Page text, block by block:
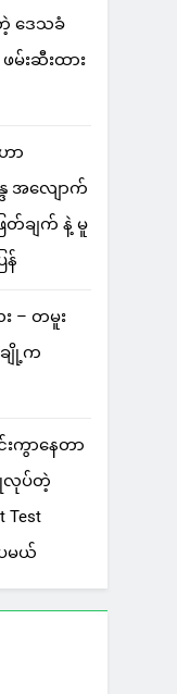
ဒေသခံ
ဖမ်းဆီးထား
ာ
အလျောက်
တ်ချက် နဲ့ မူ
န်
– တမူး
ချို့က
းကွာနေတာ
လုပ်တဲ့
Test
မယ်